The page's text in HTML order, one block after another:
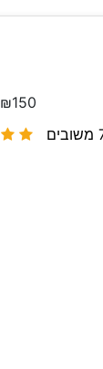
₪150 לשעה